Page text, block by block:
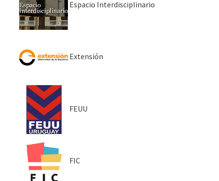
Espacio Interdisciplinario
Extensión
FEUU
FIC